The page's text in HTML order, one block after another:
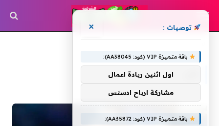
توصيات : ×
باقة متميزة VIP (كود: AA38045):
اول اثنين ريادة اعمال
مشاركة ارباح ادسنس
باقة متميزة VIP (كود: AA35872):